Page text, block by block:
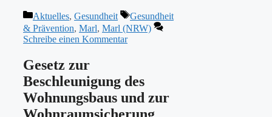
Kategorien
Aktuelles, Gesundheit Schlagwörter
Gesundheit
& Prävention, Marl, Marl (NRW)
Schreibe einen Kommentar
Gesetz zur
Beschleunigung des
Wohnungsbaus und zur
Wohnraumsicherung